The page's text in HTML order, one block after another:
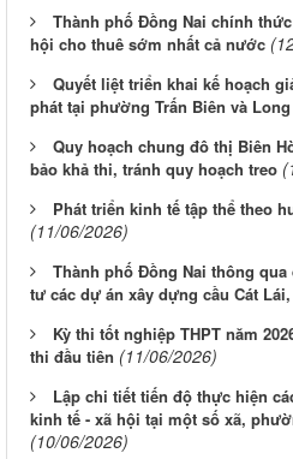
Thành phố Đồng Nai chính
hội cho thuê sớm nhất cả nước
Quyết liệt triển khai kế hoạch
phát tại phường Trấn Biên và
Quy hoạch chung đô thị Biên
bảo khả thi, tránh quy hoạch treo
Phát triển kinh tế tập thể theo
(11/06/2026)
Thành phố Đồng Nai thông
tư các dự án xây dựng cầu Cát
Kỳ thi tốt nghiệp THPT năm
thi đầu tiên (11/06/2026)
Lập chi tiết tiến độ thực hiện
kinh tế - xã hội tại một số xã,
(10/06/2026)